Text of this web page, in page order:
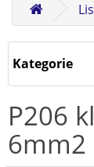
Kategorie
P206
6mm2